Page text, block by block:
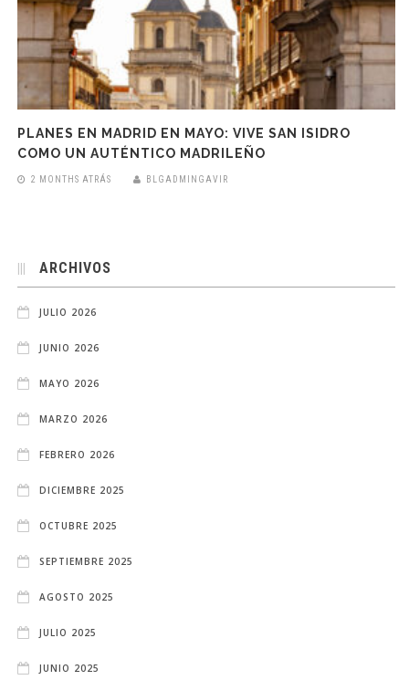
PLANES EN MADRID EN MAYO: VIVE SAN ISIDRO
COMO UN AUTÉNTICO MADRILEÑO
2 MONTHS ATRÁS BLGADMINGAVIR
ARCHIVOS
JULIO 2026
JUNIO 2026
MAYO 2026
MARZO 2026
FEBRERO 2026
DICIEMBRE 2025
OCTUBRE 2025
SEPTIEMBRE 2025
AGOSTO 2025
JULIO 2025
JUNIO 2025